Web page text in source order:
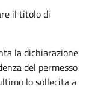
il titolo di
la dichiarazione
del permesso
lo sollecita a